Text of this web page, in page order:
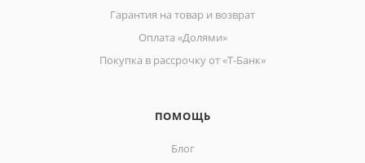
Гарантия на товар и возврат
Оплата «Долями»
Покупка в рассрочку от «Т-Банк»
ПОМОЩЬ
Блог